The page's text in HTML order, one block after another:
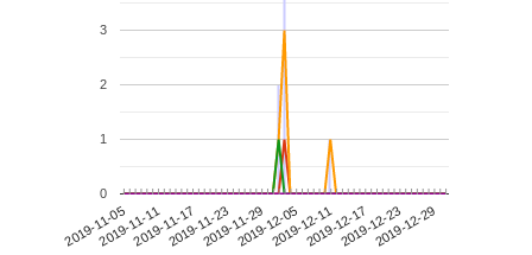
2019-11-052019-11-112019-11-172019-11-232019-11-292019-12-052019-12-112019-12-172019-12-232019-12-29
0
1
2
3